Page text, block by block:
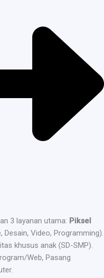
3 layanan utama: Piksel
Video, Programming).
khusus anak (SD-SMP).
Web, Pasang